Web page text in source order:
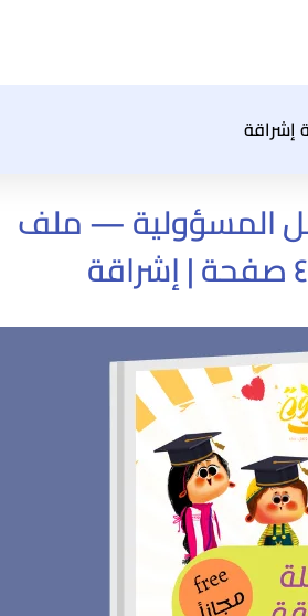
إشراقة
المسؤولية — ملف